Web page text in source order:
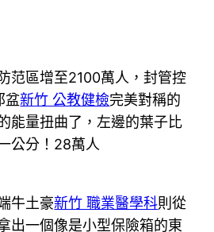
區增至2100萬人，封管控
盆新竹 公教健檢完美對稱的
能量扭曲了，左邊的葉子比
公分！28萬人
牛土豪新竹 職業醫學科則從
出一個像是小型保險箱的東